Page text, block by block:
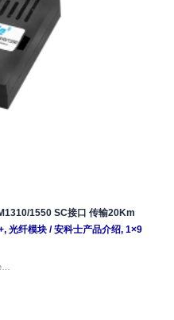
1550 SC接口 传输20Km
, 光纤模块/安科士产品介绍, 1×9